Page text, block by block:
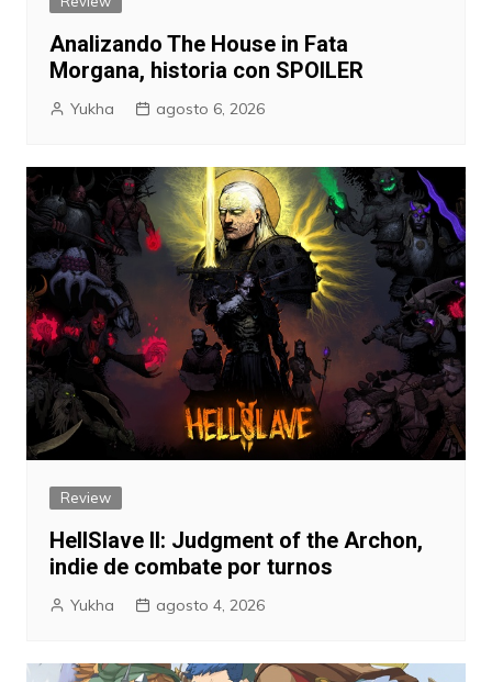
Analizando The House in Fata
Morgana, historia con SPOILER
Yukha agosto 6, 2026
Review
HellSlave II: Judgment of the Archon,
indie de combate por turnos
Yukha agosto 4, 2026